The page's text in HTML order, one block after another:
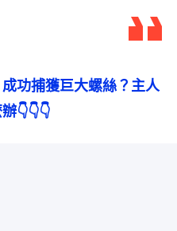
功捕獲巨大螺絲？主人
👇👇👇